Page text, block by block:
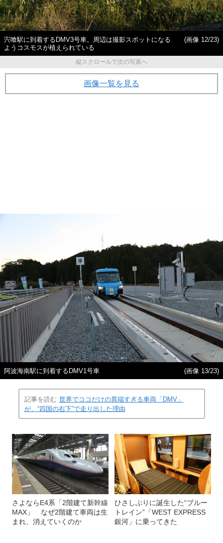
宍喰駅に到着するDMV3号車。周辺は撮影スポットになる
ようコスモスが植えられている
(画像 12/23)
縦スクロールで次の写真へ
画像一覧を見る
阿波海南駅に到着するDMV1号車 (画像 13/23)
記事を読む 世界でココだけの異端すぎる車両「DMV」
が、“四国の右下”で走り出した理由
さよならE4系「2階建て新幹線
MAX」 なぜ2階建て車両は生
まれ、消えていくのか
ひさしぶりに誕生した“ブルー
トレイン”「WEST EXPRESS
銀河」に乗ってきた